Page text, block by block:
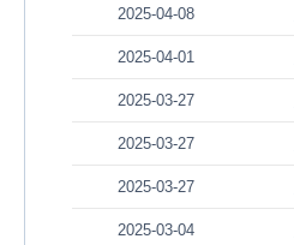
2025-04-08
2025-04-01
2025-03-27
2025-03-27
2025-03-27
2025-03-04